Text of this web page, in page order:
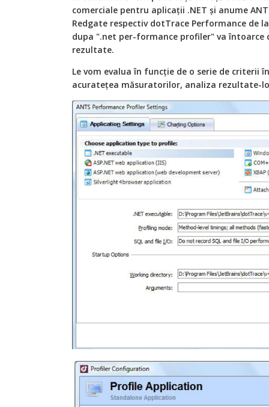
comerciale pentru aplicaţii .NET şi anume
Redgate respectiv dotTrace Performance de
dupa ".net per-formance profiler" va întoarce
rezultate.
Le vom evalua în funcţie de o serie de criterii
acurateţea măsuratorilor, analiza rezultate-